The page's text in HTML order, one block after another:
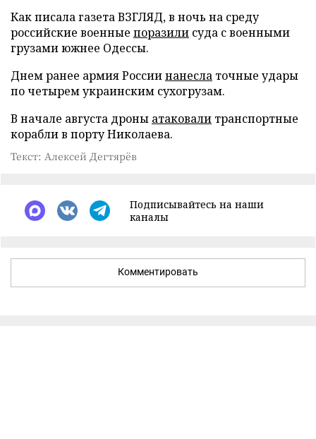
Как писала газета ВЗГЛЯД, в ночь на среду
российские военные поразили суда с военными
грузами южнее Одессы.
Днем ранее армия Россиинанесла точные удары
по четырем украинским сухогрузам.
В начале августа дроны атаковали транспортные
корабли в порту Николаева.
Текст: Алексей Дегтярёв
Подписывайтесь на наши
каналы
Комментировать